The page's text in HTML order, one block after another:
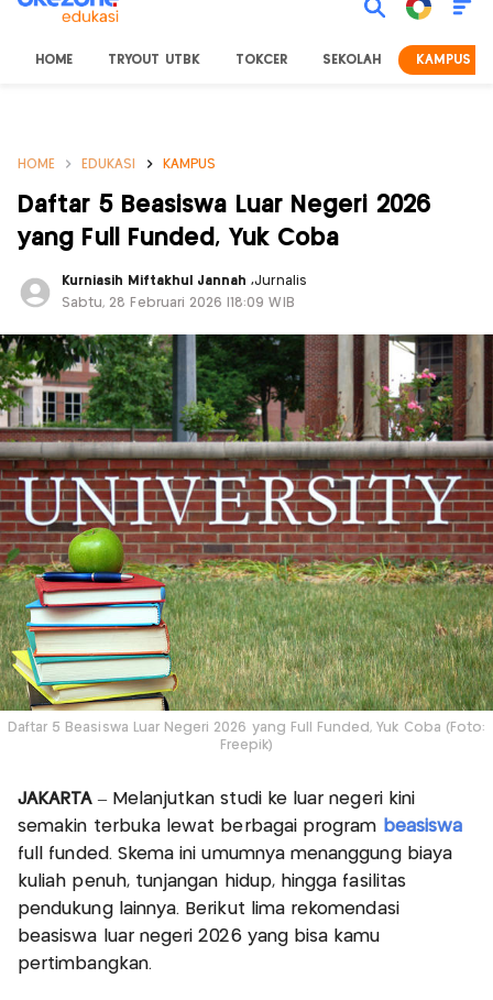
HOME TRYOUT UTBK TOKCER SEKOLAH KAMPUS
HOME EDUKASI KAMPUS
Daftar 5 Beasiswa Luar Negeri 2026
yang Full Funded, Yuk Coba
Kurniasih Miftakhul Jannah,Jurnalis
Sabtu, 28 Februari 2026 |18:09 WIB
Daftar 5 Beasiswa Luar Negeri 2026 yang Full Funded, Yuk Coba (Foto:
Freepik)
JAKARTA– Melanjutkan studi ke luar negeri kini
semakin terbuka lewat berbagai program beasiswa
full funded. Skema ini umumnya menanggung biaya
kuliah penuh, tunjangan hidup, hingga fasilitas
pendukung lainnya. Berikut lima rekomendasi
beasiswa luar negeri 2026 yang bisa kamu
pertimbangkan.